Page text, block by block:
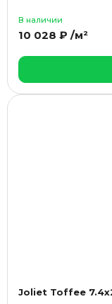
В наличии
10 028 ₽ /м²
Joliet Toffee